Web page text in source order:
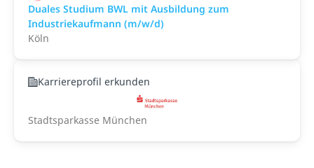
Duales Studium BWL mit Ausbildung zum
Industriekaufmann (m/w/d)
Köln
Karriereprofil erkunden
Stadtsparkasse München